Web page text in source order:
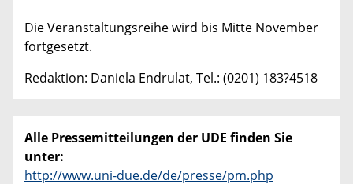
Die Veranstaltungsreihe wird bis Mitte November
fortgesetzt.
Redaktion: Daniela Endrulat, Tel.: (0201) 183?4518
Alle Pressemitteilungen der UDE finden Sie
unter:
http://www.uni-due.de/de/presse/pm.php